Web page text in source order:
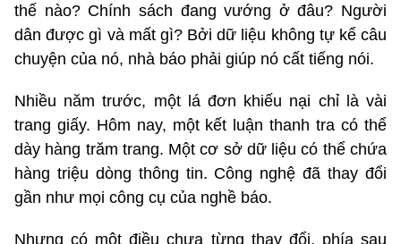
thế nào? Chính sách đang vướng ở đâu? Người
dân được gì và mất gì? Bởi dữ liệu không tự kể câu
chuyện của nó, nhà báo phải giúp nó cất tiếng nói.
Nhiều năm trước, một lá đơn khiếu nại chỉ là vài
trang giấy. Hôm nay, một kết luận thanh tra có thể
dày hàng trăm trang. Một cơ sở dữ liệu có thể chứa
hàng triệu dòng thông tin. Công nghệ đã thay đổi
gần như mọi công cụ của nghề báo.
Nhưng có một điều chưa từng thay đổi, phía sau